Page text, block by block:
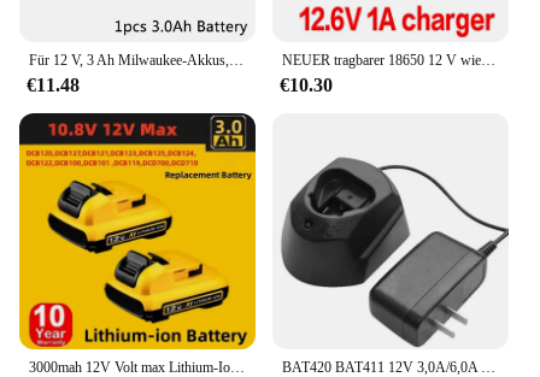
€11.48
NEUER tragbarer 18650 12 V wiederaufladbarer Akku 15000 mAh Lithium-Ionen-Akku, Kapazität DC 12,6 V 15 Ah, CCTV-Kamera-Monitor + Ladung
€10.30